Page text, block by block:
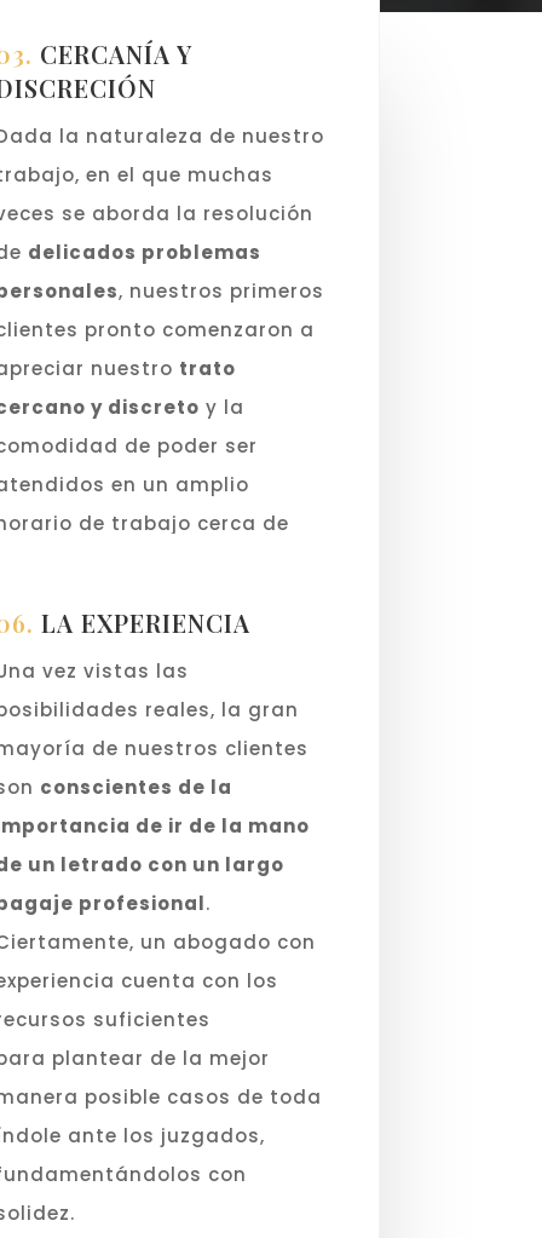
CERCANÍA Y
la naturaleza de nuestro
en el que muchas
se aborda la resolución
delicados problemas
, nuestros primeros
pronto comenzaron a
nuestro trato
y discreto y la
de poder ser
en un amplio
de trabajo cerca de
LA EXPERIENCIA
vez vistas las
reales, la gran
de nuestros clientes
conscientes de la
de ir de la mano
un letrado con un largo
profesional.
un abogado con
cuenta con los
suficientes
plantear de la mejor
posible casos de toda
ante los juzgados,
con